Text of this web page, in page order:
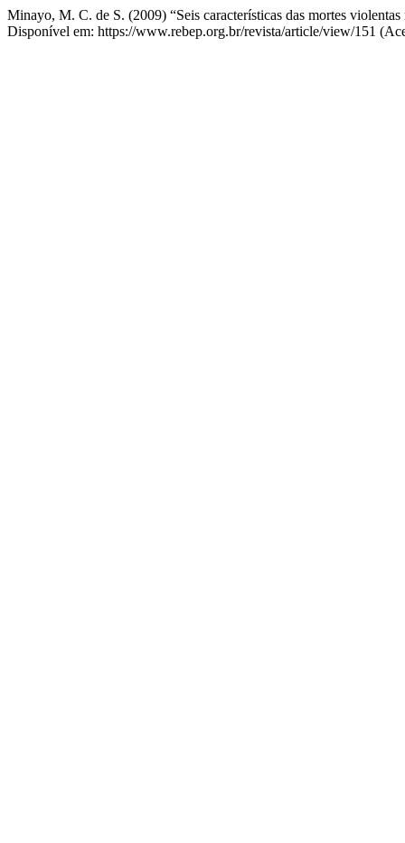
Minayo, M. C. de S. (2009) “Seis características das mortes
Disponível em: https://www.rebep.org.br/revista/article/view/151